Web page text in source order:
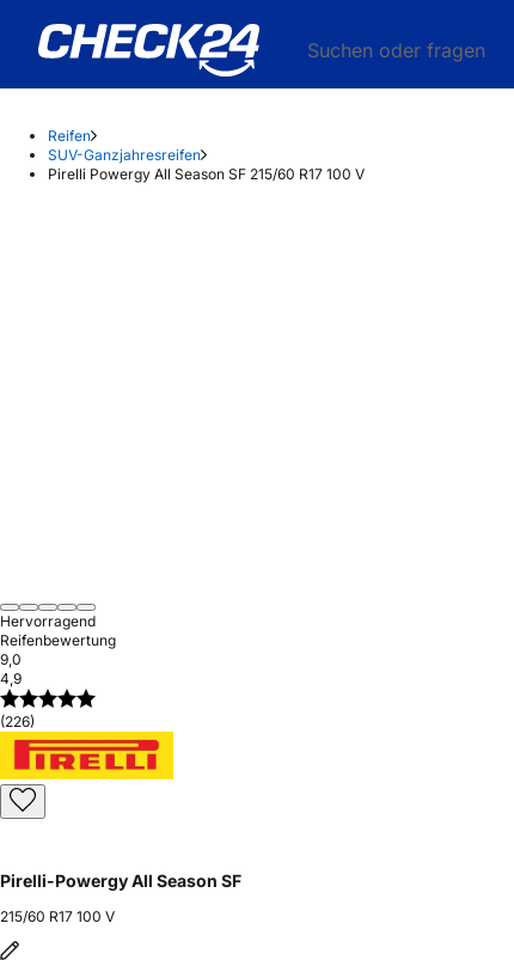
Suchen oder fragen
Reifen
SUV-Ganzjahresreifen
Pirelli Powergy All Season SF 215/60 R17 100 V
Hervorragend
Reifenbewertung
9,0
4,9
(226)
Pirelli-Powergy All Season SF
215/60 R17 100 V